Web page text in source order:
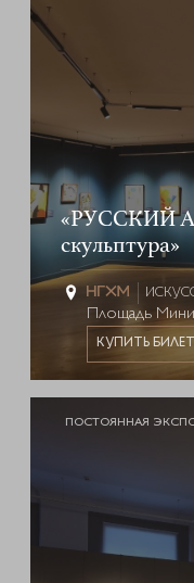
«РУССКИЙ
скульптура»
Площадь
КУПИТЬ БИЛЕТ
ПОСТОЯННАЯ